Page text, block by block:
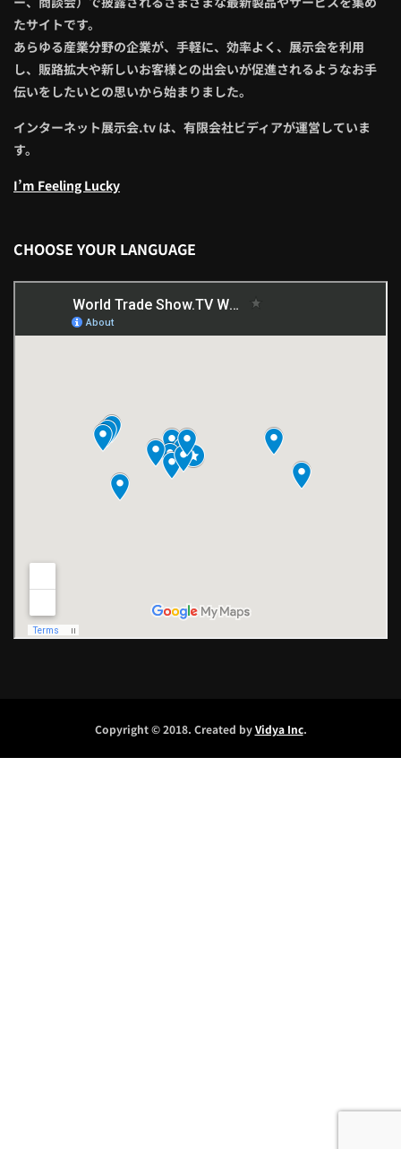
たサイトです。
あらゆる産業分野の企業が、手軽に、効率よく、展示会を利用
し、販路拡大や新しいお客様との出会いが促進されるようなお手
伝いをしたいとの思いから始まりました。
インターネット展示会.tv は、有限会社ビディアが運営していま
す。
I’m Feeling Lucky
CHOOSE YOUR LANGUAGE
Copyright © 2018. Created byVidya Inc.